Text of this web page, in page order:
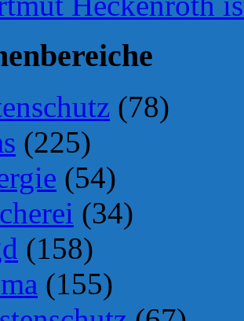
(78)
(225)
(54)
(34)
(158)
(155)